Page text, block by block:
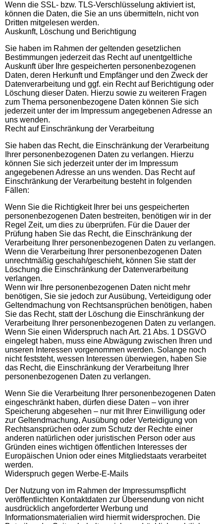
Wenn die SSL- bzw. TLS-Verschlüsselung aktiviert ist,
können die Daten, die Sie an uns übermitteln, nicht von
Dritten mitgelesen werden.
Auskunft, Löschung und Berichtigung
Sie haben im Rahmen der geltenden gesetzlichen
Bestimmungen jederzeit das Recht auf unentgeltliche
Auskunft über Ihre gespeicherten personenbezogenen
Daten, deren Herkunft und Empfänger und den Zweck der
Datenverarbeitung und ggf. ein Recht auf Berichtigung oder
Löschung dieser Daten. Hierzu sowie zu weiteren Fragen
zum Thema personenbezogene Daten können Sie sich
jederzeit unter der im Impressum angegebenen Adresse an
uns wenden.
Recht auf Einschränkung der Verarbeitung
Sie haben das Recht, die Einschränkung der Verarbeitung
Ihrer personenbezogenen Daten zu verlangen. Hierzu
können Sie sich jederzeit unter der im Impressum
angegebenen Adresse an uns wenden. Das Recht auf
Einschränkung der Verarbeitung besteht in folgenden
Fällen:
Wenn Sie die Richtigkeit Ihrer bei uns gespeicherten
personenbezogenen Daten bestreiten, benötigen wir in der
Regel Zeit, um dies zu überprüfen. Für die Dauer der
Prüfung haben Sie das Recht, die Einschränkung der
Verarbeitung Ihrer personenbezogenen Daten zu verlangen.
Wenn die Verarbeitung Ihrer personenbezogenen Daten
unrechtmäßig geschah/geschieht, können Sie statt der
Löschung die Einschränkung der Datenverarbeitung
verlangen.
Wenn wir Ihre personenbezogenen Daten nicht mehr
benötigen, Sie sie jedoch zur Ausübung, Verteidigung oder
Geltendmachung von Rechtsansprüchen benötigen, haben
Sie das Recht, statt der Löschung die Einschränkung der
Verarbeitung Ihrer personenbezogenen Daten zu verlangen.
Wenn Sie einen Widerspruch nach Art. 21 Abs. 1 DSGVO
eingelegt haben, muss eine Abwägung zwischen Ihren und
unseren Interessen vorgenommen werden. Solange noch
nicht feststeht, wessen Interessen überwiegen, haben Sie
das Recht, die Einschränkung der Verarbeitung Ihrer
personenbezogenen Daten zu verlangen.
Wenn Sie die Verarbeitung Ihrer personenbezogenen Daten
eingeschränkt haben, dürfen diese Daten – von ihrer
Speicherung abgesehen – nur mit Ihrer Einwilligung oder
zur Geltendmachung, Ausübung oder Verteidigung von
Rechtsansprüchen oder zum Schutz der Rechte einer
anderen natürlichen oder juristischen Person oder aus
Gründen eines wichtigen öffentlichen Interesses der
Europäischen Union oder eines Mitgliedstaats verarbeitet
werden.
Widerspruch gegen Werbe-E-Mails
Der Nutzung von im Rahmen der Impressumspflicht
veröffentlichten Kontaktdaten zur Übersendung von nicht
ausdrücklich angeforderter Werbung und
Informationsmaterialien wird hiermit widersprochen. Die